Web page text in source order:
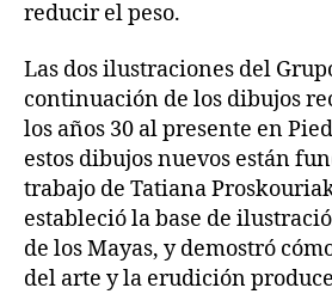
reducir el peso.
Las dos ilustraciones del
continuación de los dibujos
los años 30 al presente en
estos dibujos nuevos están
trabajo de Tatiana
estableció la base de
de los Mayas, y demostró
del arte y la erudición